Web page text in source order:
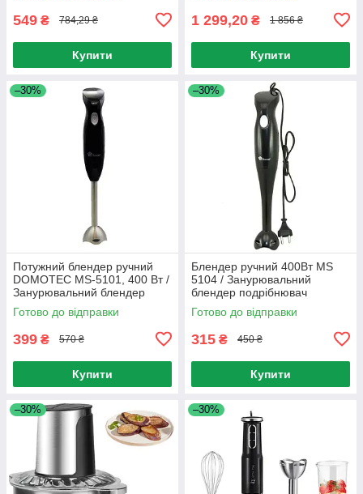
549 ₴ 784,29 ₴
Купити
1 299,20 ₴ 1 856 ₴
Купити
–30%
Потужний блендер ручний
DOMOTEC MS-5101, 400 Вт /
Занурювальний блендер
Готово до відправки
399 ₴ 570 ₴
Купити
–30%
Блендер ручний 400Вт MS
5104 / Занурювальний
блендер подрібнювач
Готово до відправки
315 ₴ 450 ₴
Купити
–30% –30%